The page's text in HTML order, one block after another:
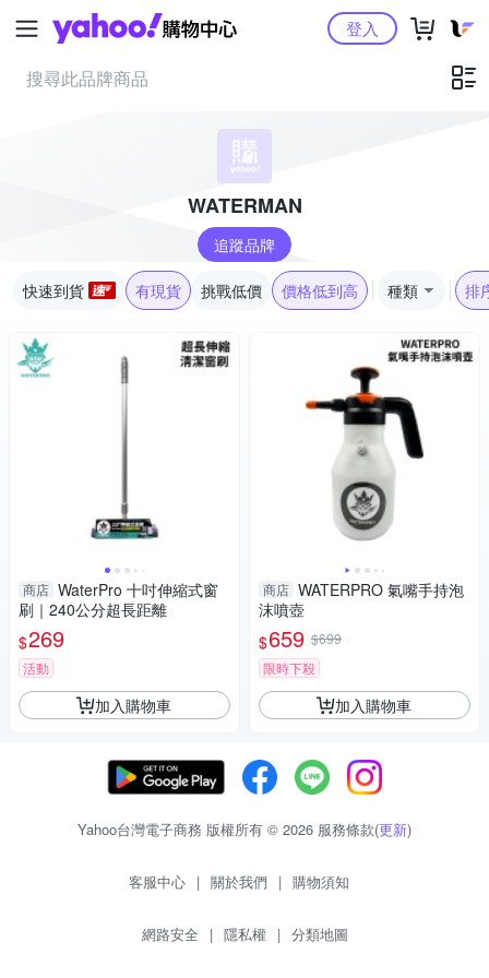
Yahoo購物中心登入
WATERMAN
追蹤品牌
快速到貨 有現貨 挑戰低價 價格低到高 種類 排
商店 WaterPro 十吋伸縮式窗
刷｜240公分超長距離
$269
活動
加入購物車
商店 WATERPRO 氣嘴手持泡
沫噴壺
$659 $699
限時下殺
加入購物車
Yahoo台灣電子商務 版權所有 © 2026 服務條款(更新)
客服中心 | 關於我們 | 購物須知
網路安全 | 隱私權 | 分類地圖